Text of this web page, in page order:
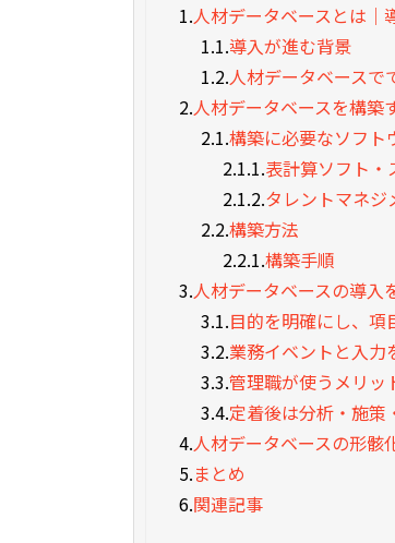
1.人材データベースとは｜
1.1.導入が進む背景
1.2.人材データベースで
2.人材データベースを構築
2.1.構築に必要なソフト
2.1.1.表計算ソフト・
2.1.2.タレントマネジ
2.2.構築方法
2.2.1.構築手順
3.人材データベースの導入
3.1.目的を明確にし、項
3.2.業務イベントと入力
3.3.管理職が使うメリッ
3.4.定着後は分析・施策
4.人材データベースの形骸
5.まとめ
6.関連記事